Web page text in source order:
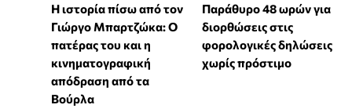
Η ιστορία πίσω από τον
Γιώργο Μπαρτζώκα: Ο
πατέρας του και η
κινηματογραφική
απόδραση από τα
Βούρλα
Παράθυρο 48 ωρών για
διορθώσεις στις
φορολογικές δηλώσεις
χωρίς πρόστιμο